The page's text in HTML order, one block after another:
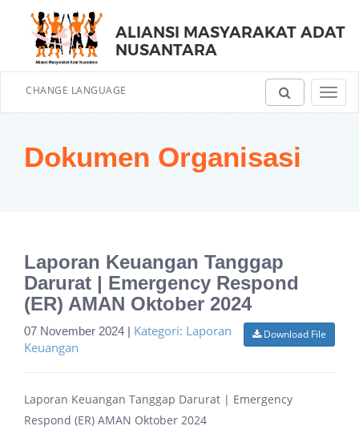
ALIANSI MASYARAKAT ADAT
NUSANTARA
CHANGE LANGUAGE
Dokumen Organisasi
Laporan Keuangan Tanggap
Darurat | Emergency Respond
(ER) AMAN Oktober 2024
Download File
07 November 2024 | Kategori: Laporan
Keuangan
Laporan Keuangan Tanggap Darurat | Emergency
Respond (ER) AMAN Oktober 2024